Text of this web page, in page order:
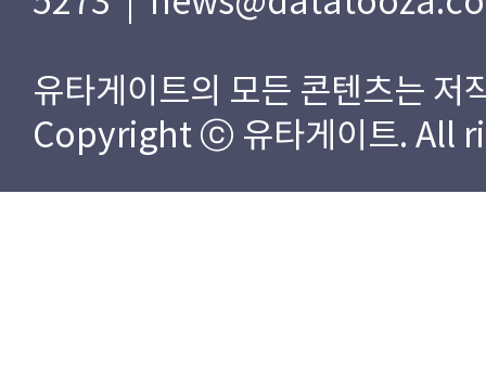
유타게이트의 모든 콘텐츠는 저
Copyright ⓒ 유타게이트. All